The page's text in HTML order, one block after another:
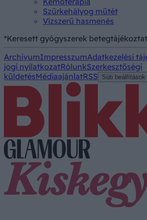
Szürkehályog műtét
Vízszerű hasmenés
*Keresett gyógyszerek
ArchívumImpresszumAdatkezelési
jogi nyilatkozatRólunkSzerkesztőségi
küldetésMédiaajánlatRSS Süti beállítások